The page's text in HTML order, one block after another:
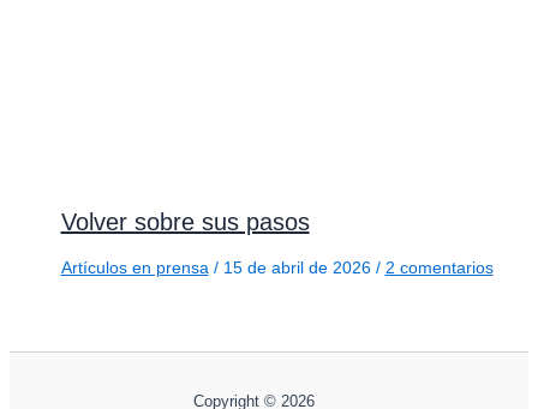
Volver sobre sus pasos
Artículos en prensa / 15 de abril de 2026 / 2 comentarios
Copyright © 2026